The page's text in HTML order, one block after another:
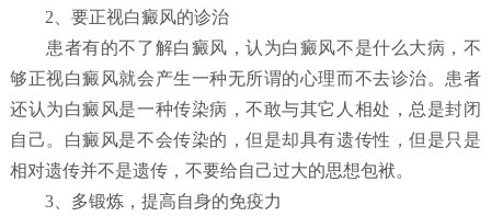
2、要正视白癜风的诊治
患者有的不了解白癜风，认为白癜风不是什么大病，不
够正视白癜风就会产生一种无所谓的心理而不去诊治。患者
还认为白癜风是一种传染病，不敢与其它人相处，总是封闭
自己。白癜风是不会传染的，但是却具有遗传性，但是只是
相对遗传并不是遗传，不要给自己过大的思想包袱。
3、多锻炼，提高自身的免疫力